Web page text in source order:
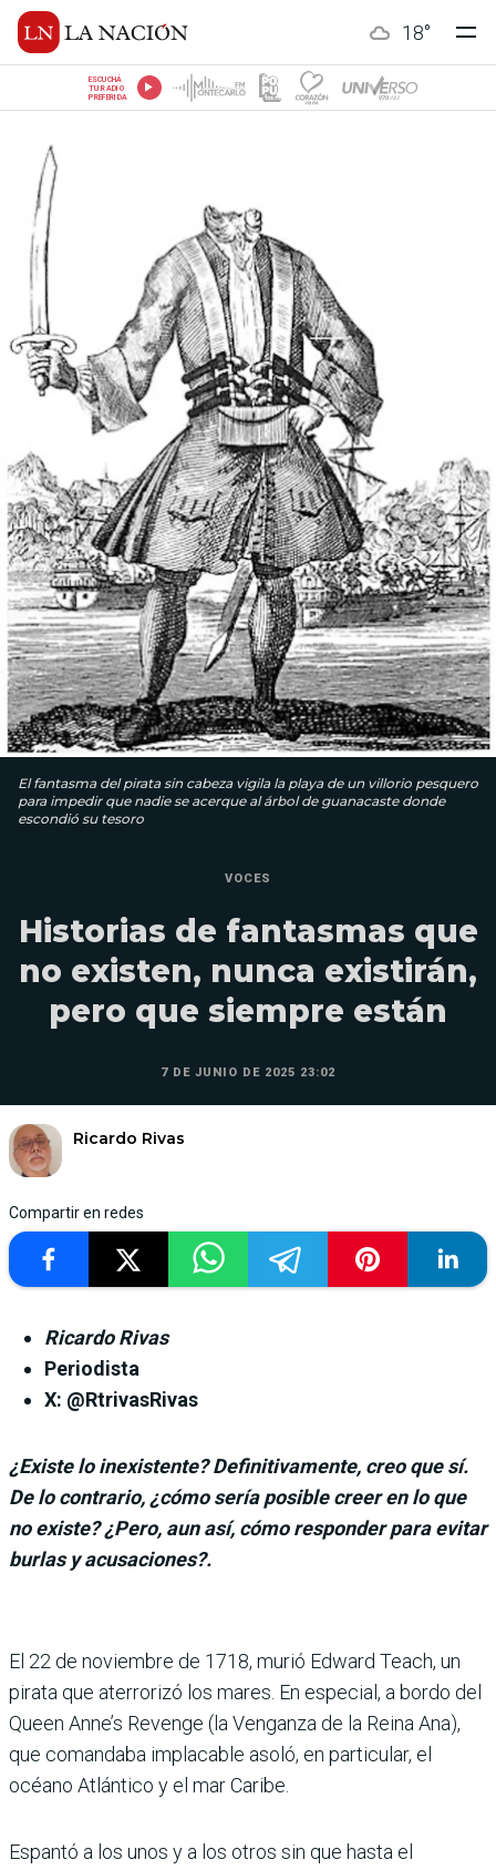
18°
ESCUCHÁ
TU RADIO
PREFERIDA
El fantasma del pirata sin cabeza vigila la playa de un villorio pesquero
para impedir que nadie se acerque al árbol de guanacaste donde
escondió su tesoro
VOCES
Historias de fantasmas que
no existen, nunca existirán,
pero que siempre están
7 DE JUNIO DE 2025 23:02
Ricardo Rivas
Compartir en redes
Ricardo Rivas
Periodista
X: @RtrivasRivas
¿Existe lo inexistente? Definitivamente, creo que sí.
De lo contrario, ¿cómo sería posible creer en lo que
no existe? ¿Pero, aun así, cómo responder para evitar
burlas y acusaciones?.
El 22 de noviembre de 1718, murió Edward Teach, un
pirata que aterrorizó los mares. En especial, a bordo del
Queen Anne’s Revenge (la Venganza de la Reina Ana),
que coman­daba implacable asoló, en particular, el
océano Atlán­tico y el mar Caribe.
Espantó a los unos y a los otros sin que hasta el